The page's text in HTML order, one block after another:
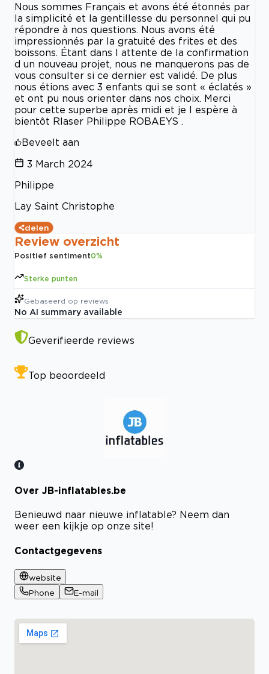
Nous sommes Français et avons été étonnés par
la simplicité et la gentillesse du personnel qui pu
répondre à nos questions. Nous avons été
impressionnés par la gratuité des frites et des
boissons. Étant dans l attente de la confirmation
d un nouveau projet, nous ne manquerons pas de
vous consulter si ce dernier est validé. De plus
nous étions avec 3 enfants qui se sont « éclatés »
et ont pu nous orienter dans nos choix. Merci
pour cette superbe après midi et je l espère à
bientôt Rlaser Philippe ROBAEYS .
Beveelt aan
3 March 2024
Philippe
Lay Saint Christophe
delen
Review overzicht
Positief sentiment0%
Sterke punten
Gebaseerd op reviews
No AI summary available
Geverifieerde reviews
Top beoordeeld
Bekijk certificaat
Over JB-inflatables.be
Benieuwd naar nieuwe inflatable? Neem dan
weer een kijkje op onze site!
Contactgegevens
website
Phone
E-mail